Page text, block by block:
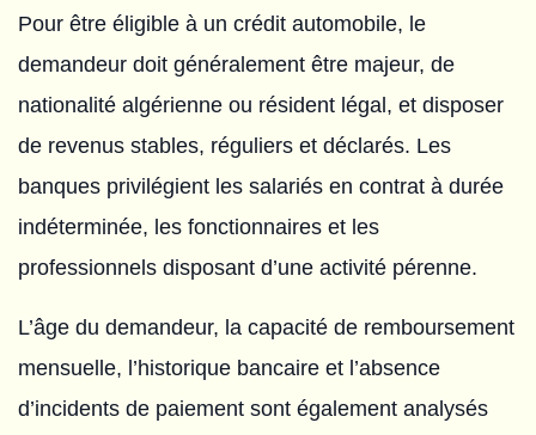
Pour être éligible à un crédit automobile, le
demandeur doit généralement être majeur, de
nationalité algérienne ou résident légal, et disposer
de revenus stables, réguliers et déclarés. Les
banques privilégient les salariés en contrat à durée
indéterminée, les fonctionnaires et les
professionnels disposant d’une activité pérenne.
L’âge du demandeur, la capacité de remboursement
mensuelle, l’historique bancaire et l’absence
d’incidents de paiement sont également analysés